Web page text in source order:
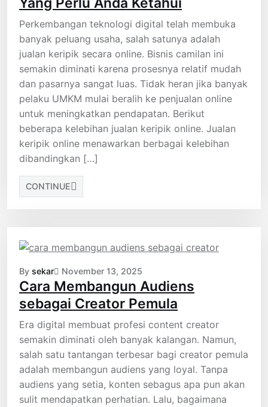
Perkembangan teknologi digital telah membuka
banyak peluang usaha, salah satunya adalah
jualan keripik secara online. Bisnis camilan ini
semakin diminati karena prosesnya relatif mudah
dan pasarnya sangat luas. Tidak heran jika banyak
pelaku UMKM mulai beralih ke penjualan online
untuk meningkatkan pendapatan. Berikut
beberapa kelebihan jualan keripik online. Jualan
keripik online menawarkan berbagai kelebihan
dibandingkan […]
CONTINUE
By sekar November 13, 2025
Cara Membangun Audiens
sebagai Creator Pemula
Era digital membuat profesi content creator
semakin diminati oleh banyak kalangan. Namun,
salah satu tantangan terbesar bagi creator pemula
adalah membangun audiens yang loyal. Tanpa
audiens yang setia, konten sebagus apa pun akan
sulit mendapatkan perhatian. Lalu, bagaimana